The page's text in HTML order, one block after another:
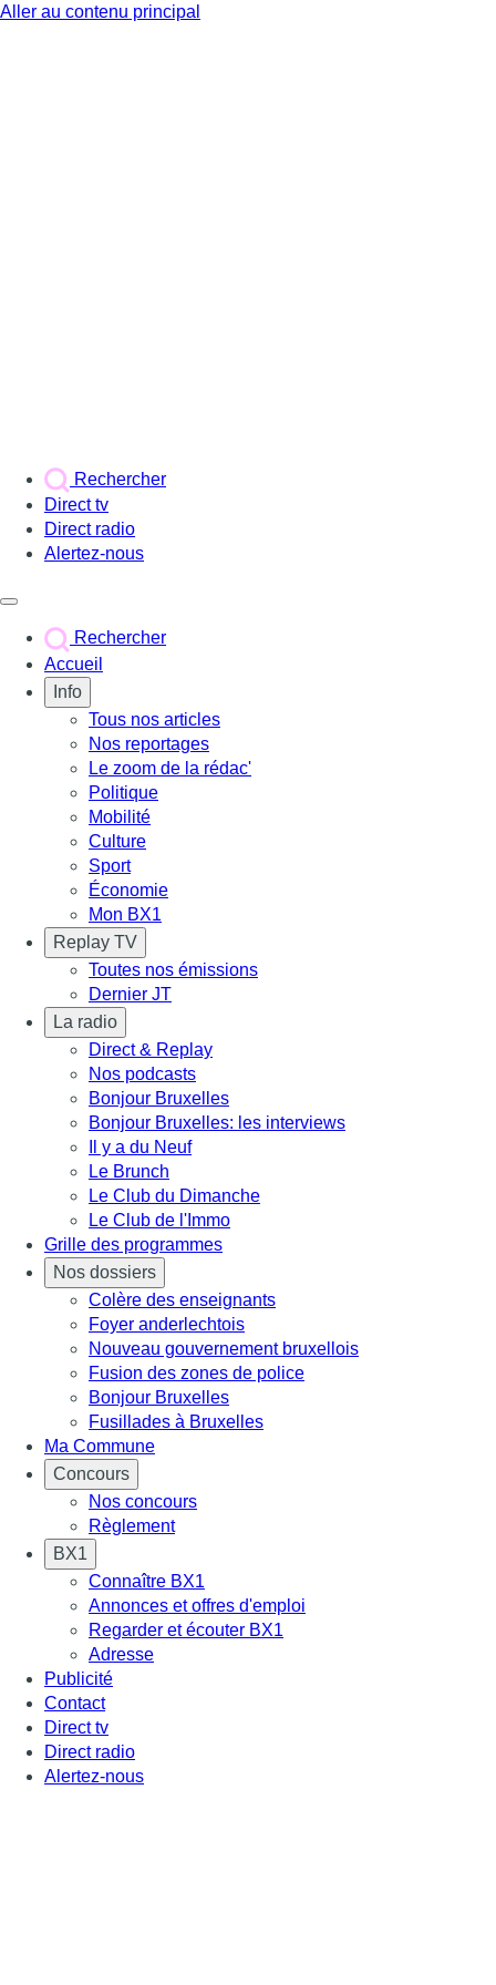
Aller au contenu principal
Rechercher
Direct tv
Direct radio
Alertez-nous
Rechercher
Accueil
Info
Tous nos articles
Nos reportages
Le zoom de la rédac'
Politique
Mobilité
Culture
Sport
Économie
Mon BX1
Replay TV
Toutes nos émissions
Dernier JT
La radio
Direct & Replay
Nos podcasts
Bonjour Bruxelles
Bonjour Bruxelles: les interviews
Il y a du Neuf
Le Brunch
Le Club du Dimanche
Le Club de l'Immo
Grille des programmes
Nos dossiers
Colère des enseignants
Foyer anderlechtois
Nouveau gouvernement bruxellois
Fusion des zones de police
Bonjour Bruxelles
Fusillades à Bruxelles
Ma Commune
Concours
Nos concours
Règlement
BX1
Connaître BX1
Annonces et offres d'emploi
Regarder et écouter BX1
Adresse
Publicité
Contact
Direct tv
Direct radio
Alertez-nous